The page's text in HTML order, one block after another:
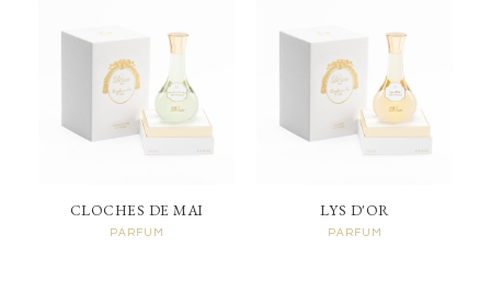
CLOCHES DE MAI
PARFUM
LYS D'OR
PARFUM